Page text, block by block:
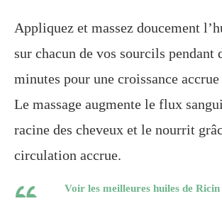
Appliquez et massez doucement
sur chacun de vos sourcils pendant
minutes pour une croissance accrue
Le massage augmente le flux
racine des cheveux et le nourrit
circulation accrue.
Voir les meilleures huiles de